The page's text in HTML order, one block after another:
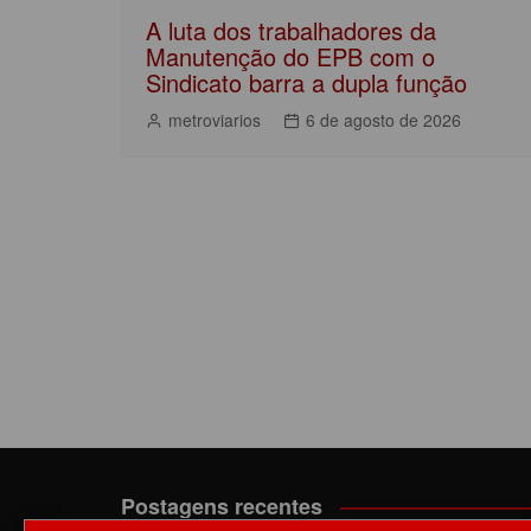
A luta dos trabalhadores da
Manutenção do EPB com o
Sindicato barra a dupla função
metroviarios 6 de agosto de 2026
Postagens recentes